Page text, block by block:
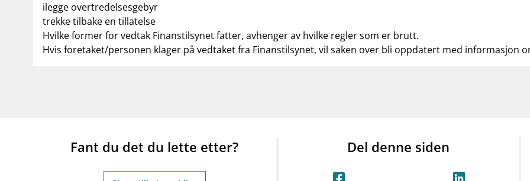
ilegge overtredelsesgebyr
trekke tilbake en tillatelse
Hvilke former for vedtak Finanstilsynet fatter, avhenger av hvilke regler som er brutt.
Hvis foretaket/personen klager på vedtaket fra Finanstilsynet, vil saken over bli oppdatert med informasjon
Fant du det du lette etter? Del denne siden